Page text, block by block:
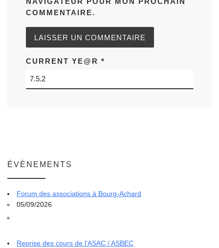
COMMENTAIRE.
CURRENT YE@R *
ÉVÈNEMENTS
Forum des associations à Bourg-Achard
05/09/2026
Reprise des cours de l'ASAC / ASBEC